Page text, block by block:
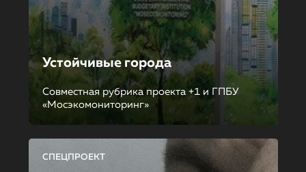
Устойчивые города
Совместная рубрика проекта +1 и ГПБУ
«Мосэкомониторинг»
СПЕЦПРОЕКТ